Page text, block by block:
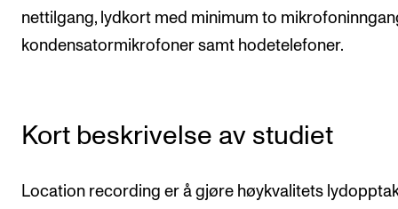
INFO
Contact Us
For Students and Employees
nettilgang, lydkort med minimum to
kondensatormikrofoner samt hodetelefoner.
Kort beskrivelse av studiet
Location recording er å gjøre høykvalitets